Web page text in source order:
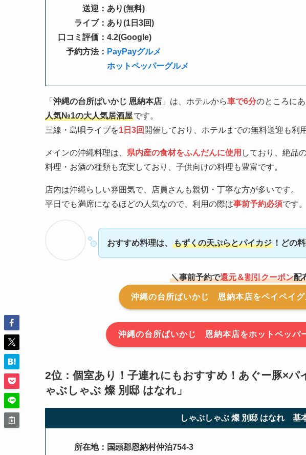
送迎：あり(無料)
ライブ：あり(1日3回)
口コミ評価：4.2(Google)
予約方法： PayPayグルメ
ホットペッパーグルメ
「 沖縄の台所ぱいかじ 恩納本店 」は、ホテルから車で6分のところにあ
人気№1の大人気居酒屋です。
三線・島唄ライブを1日3回 開催しており、ホテルまでの無料送迎も利
メインの沖縄料理は、 県内産の食材をふんだんに使用 しており、絶品
料理・お酒の種類も充実しており、子供向けの料理も豊富です。
店内は沖縄らしい雰囲気で、店員さんも親切・丁寧な方が多いです。
平日でも満席になるほどの人気なので、利用の際は事前予約必須です。
おすすめ料理は、 もずくの天ぷらとパイカジ ！どの
＼事前予約で還元＆割引クーポン配
沖縄の台所ぱいかじ 恩納本店をペイペイグ
沖縄の台所ぱいかじ 恩納本店をホットペッパ
2位：個室あり！子連れにもおすすめ！あぐー豚×パ
ゃぶしゃぶ 燦 別邸 はなれ 」
しゃぶしゃぶ 燦 別邸 はなれ 基
所在地：国頭郡恩納村仲泊754-3